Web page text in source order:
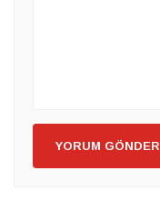
YORUM GÖNDER